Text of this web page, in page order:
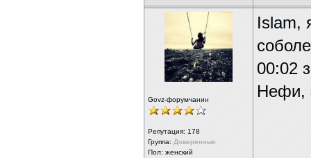
Govz-форумчанин
Репутация: 178
Группа: Доверенные
Пол: женский
Islam,
00:02
Нефи,